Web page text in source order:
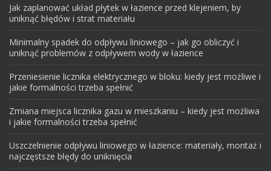
Jak zaplanować układ płytek w łazience przed klejeniem, by
uniknąć błędów i strat materiału
Minimalny spadek do odpływu liniowego – jak go obliczyć i
uniknąć problemów z odpływem wody w łazience
Przeniesienie licznika elektrycznego w bloku: kiedy jest możliwe i
jakie formalności trzeba spełnić
Zmiana miejsca licznika gazu w mieszkaniu – kiedy jest możliwa
i jakie formalności trzeba spełnić
Uszczelnienie odpływu liniowego w łazience: materiały, montaż i
najczęstsze błędy do uniknięcia